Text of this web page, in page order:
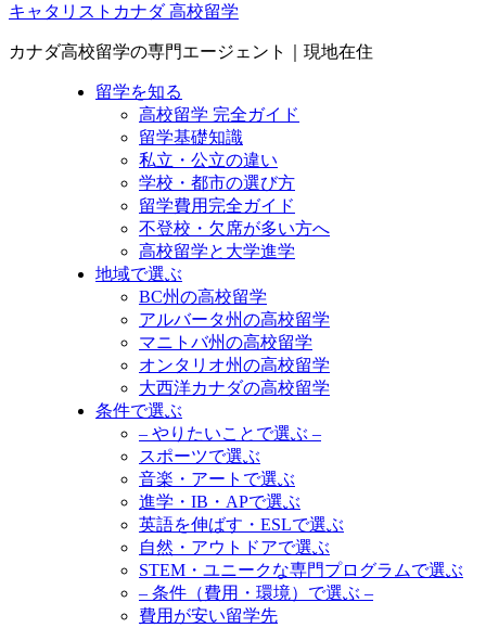
キャタリストカナダ 高校留学
カナダ高校留学の専門エージェント｜現地在住
留学を知る
高校留学 完全ガイド
留学基礎知識
私立・公立の違い
学校・都市の選び方
留学費用完全ガイド
不登校・欠席が多い方へ
高校留学と大学進学
地域で選ぶ
BC州の高校留学
アルバータ州の高校留学
マニトバ州の高校留学
オンタリオ州の高校留学
大西洋カナダの高校留学
条件で選ぶ
– やりたいことで選ぶ –
スポーツで選ぶ
音楽・アートで選ぶ
進学・IB・APで選ぶ
英語を伸ばす・ESLで選ぶ
自然・アウトドアで選ぶ
STEM・ユニークな専門プログラムで選ぶ
– 条件（費用・環境）で選ぶ –
費用が安い留学先